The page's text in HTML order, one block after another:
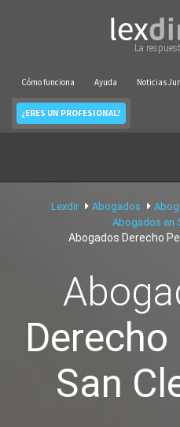
La
Cómo funciona Ayuda Noticias
¿ERES UN PROFESIONAL?
Lexdir Abogados
Abogados en
Abogados Derecho
Derecho
San